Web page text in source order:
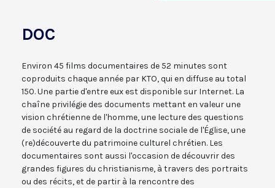
DOC
Environ 45 films documentaires de 52 minutes sont
coproduits chaque année par KTO, qui en diffuse au total
150. Une partie d'entre eux est disponible sur Internet. La
chaîne privilégie des documents mettant en valeur une
vision chrétienne de l'homme, une lecture des questions
de société au regard de la doctrine sociale de l'Église, une
(re)découverte du patrimoine culturel chrétien. Les
documentaires sont aussi l'occasion de découvrir des
grandes figures du christianisme, à travers des portraits
ou des récits, et de partir à la rencontre des